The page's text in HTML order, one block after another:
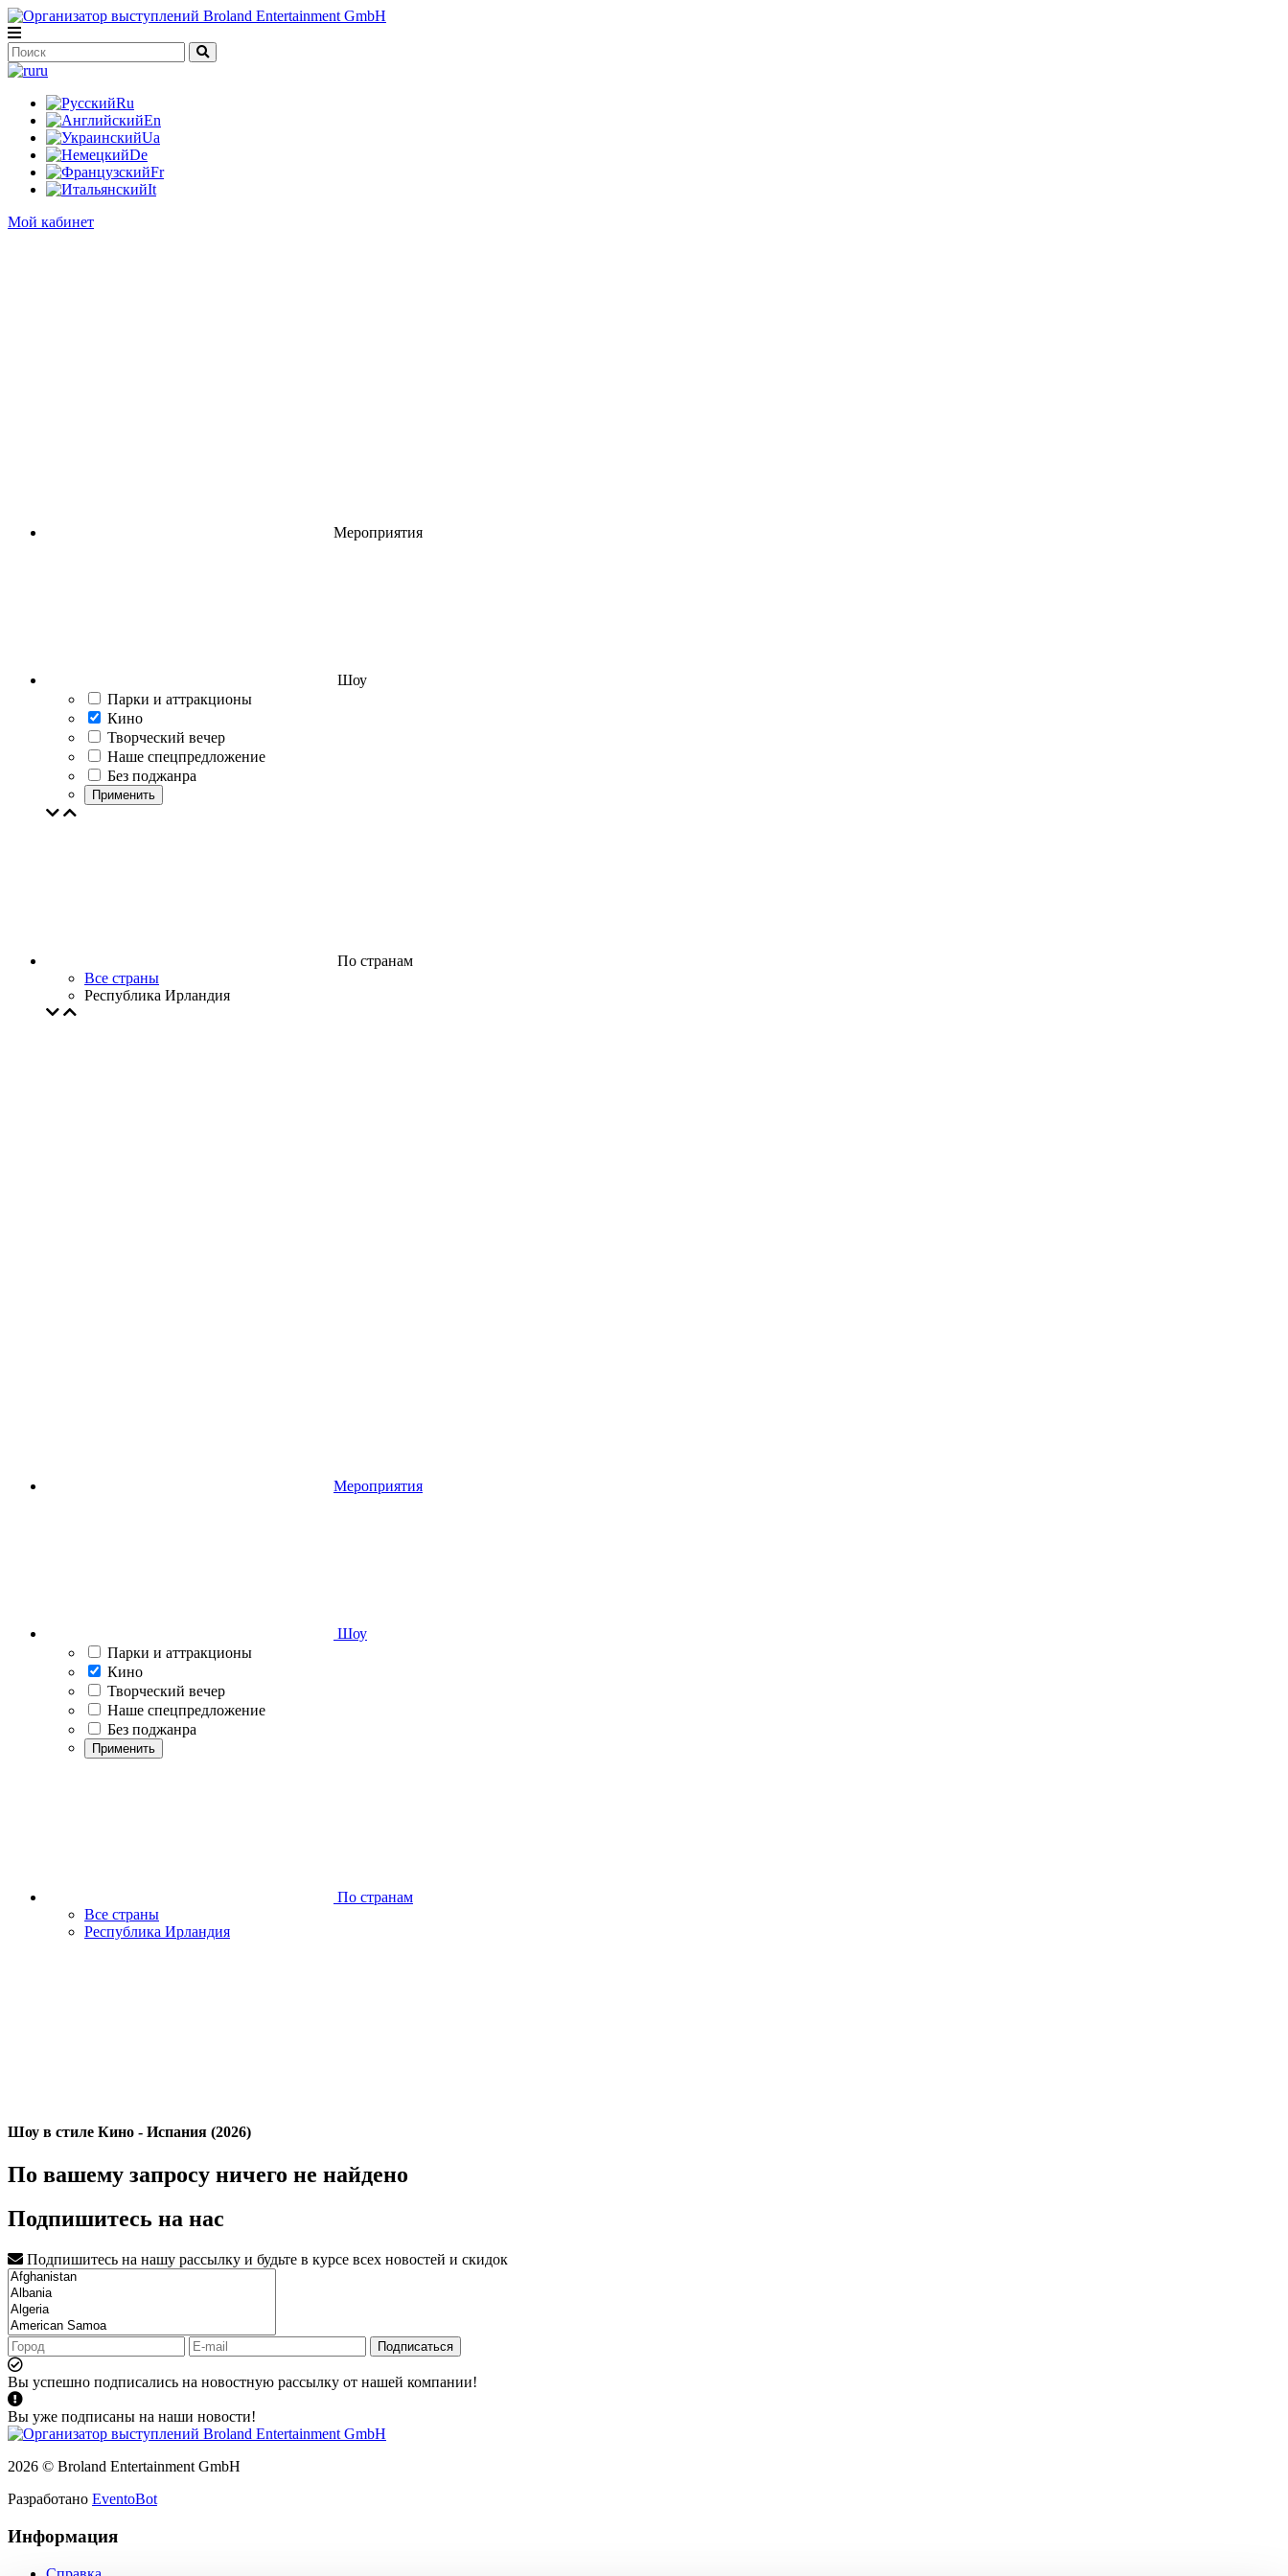
ru
Ru
En
Ua
De
Fr
It
Мой кабинет
Мероприятия
Шоу
Парки и аттракционы
Кино
Творческий вечер
Наше спецпредложение
Без поджанра
Применить
По странам
Все страны
Республика Ирландия
Мероприятия
Шоу
Парки и аттракционы
Кино
Творческий вечер
Наше спецпредложение
Без поджанра
Применить
По странам
Все страны
Республика Ирландия
Шоу в стиле Кино - Испания (2026)
По вашему запросу ничего не найдено
Подпишитесь на нас
Подпишитесь на нашу рассылку и будьте в курсе всех новостей и скидок
Подписаться
Вы успешно подписались на новостную рассылку от нашей компании!
Вы уже подписаны на наши новости!
2026 © Broland Entertainment GmbH
Разработано EventoBot
Информация